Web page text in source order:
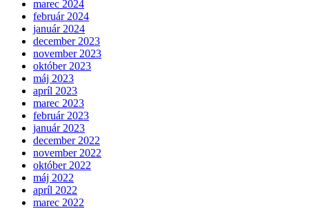
marec 2024
február 2024
január 2024
december 2023
november 2023
október 2023
máj 2023
apríl 2023
marec 2023
február 2023
január 2023
december 2022
november 2022
október 2022
máj 2022
apríl 2022
marec 2022